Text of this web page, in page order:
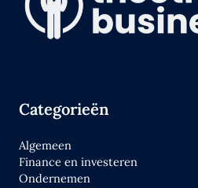
Categorieën
Algemeen
Finance en investeren
Ondernemen